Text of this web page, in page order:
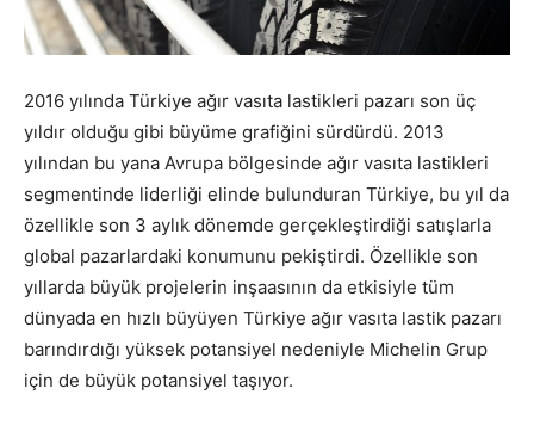
2016 yılında Türkiye ağır vasıta lastikleri pazarı son üç
yıldır olduğu gibi büyüme grafiğini sürdürdü. 2013
yılından bu yana Avrupa bölgesinde ağır vasıta lastikleri
segmentinde liderliği elinde bulunduran Türkiye, bu yıl da
özellikle son 3 aylık dönemde gerçekleştirdiği satışlarla
global pazarlardaki konumunu pekiştirdi. Özellikle son
yıllarda büyük projelerin inşaasının da etkisiyle tüm
dünyada en hızlı büyüyen Türkiye ağır vasıta lastik pazarı
barındırdığı yüksek potansiyel nedeniyle Michelin Grup
için de büyük potansiyel taşıyor.